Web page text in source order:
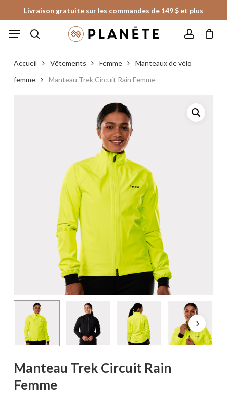
to
main
Livraison gratuite sur les commandes de 149 $ et plus
Menu
Fermer
le
panier
Accueil Vêtements Femme
Manteaux de vélo
femme
Manteau Trek Circuit Rain Femme
Manteau Trek Circuit Rain
Femme